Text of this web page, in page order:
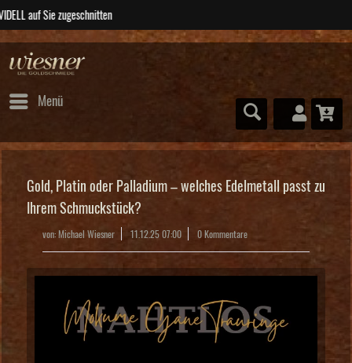
Menü
Gold, Platin oder Palladium – welches Edelmetall passt zu
Ihrem Schmuckstück?
von: Michael Wiesner 11.12.25 07:00 0 Kommentare